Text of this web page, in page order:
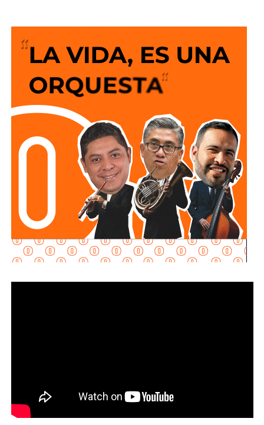
ingenieros viales o expertos de turno la solución
siempre es que el peatón suba y baje 200 escalones
de horribles estructuras de hierroo que los autos
sigan a 100 km/h sobre un puente o paso a desnivel.
No soy un experto en ingeniería urbana, por lo que no
pretendo entrar en detalles técnicos de si está bien o mal
hecho, por eso me centro en losdebates que quieren
forzar las páginas de Facebookque se llaman medios
de prensa.
Pocas veces he visto medios cuestionar la constante
construcción de estructura cochista que lejos de mejorar la
movilidad, como dicen los boletines oficiales, tienden
solamente a
favorecer la velocidad
¿Quién se acuerda de los peatones? ¿Quién piensa
en el que quiere cruzar la calle sin tener que subirse
en medio de la calle, pero la mayoría de los que piden la
señal con el aviso son los mismos que, a propósito, no